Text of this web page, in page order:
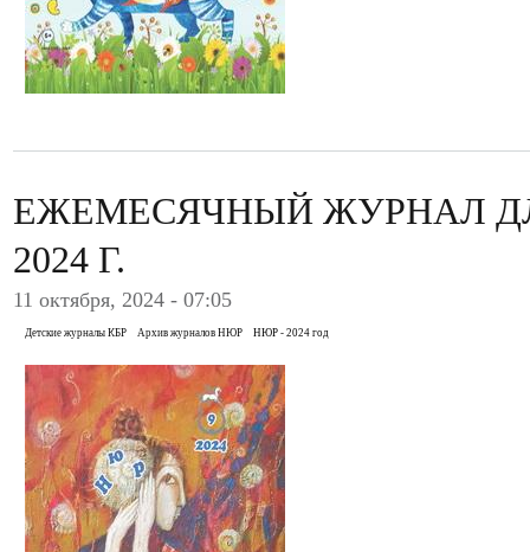
ЕЖЕМЕСЯЧНЫЙ ЖУРНАЛ
2024 Г.
11 октября, 2024 - 07:05
Детские журналы КБР Архив журналов НЮР НЮР - 2024 год